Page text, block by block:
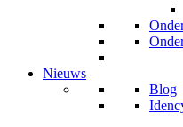
Nieuws
Blog